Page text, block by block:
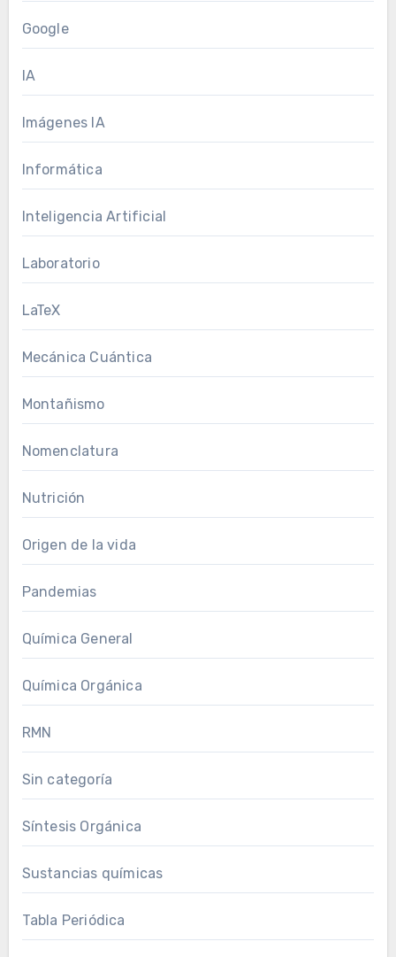
Google
IA
Imágenes IA
Informática
Inteligencia Artificial
Laboratorio
LaTeX
Mecánica Cuántica
Montañismo
Nomenclatura
Nutrición
Origen de la vida
Pandemias
Química General
Química Orgánica
RMN
Sin categoría
Síntesis Orgánica
Sustancias químicas
Tabla Periódica